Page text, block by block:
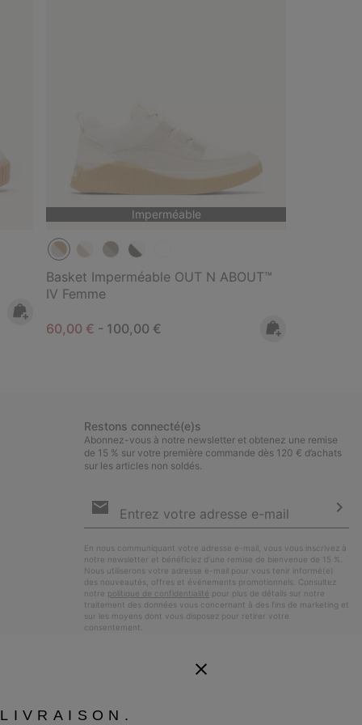
Imperméable
Basket Imperméable OUT N ABOUT™
IV Femme
Minimum sale price:
60,00 € - Maximum price:
100,00 €
Restons connecté(e)s
Abonnez-vous à notre newsletter et obtenez une remise
de 15 % sur votre première commande dès 120 € d’achats
sur les articles non soldés.
par
En nous communiquant votre adresse e-mail, vous vous inscrivez à
notre newsletter et bénéficiez d’une remise de bienvenue de 15 %.
Nous utiliserons votre adresse e-mail pour vous tenir informé(e)
des nouveautés, offres et événements promotionnels. Consultez
notre politique de confidentialité pour plus de détails sur notre
traitement des données vous concernant à des fins de marketing et
sur les moyens dont vous disposez pour retirer votre
consentement.